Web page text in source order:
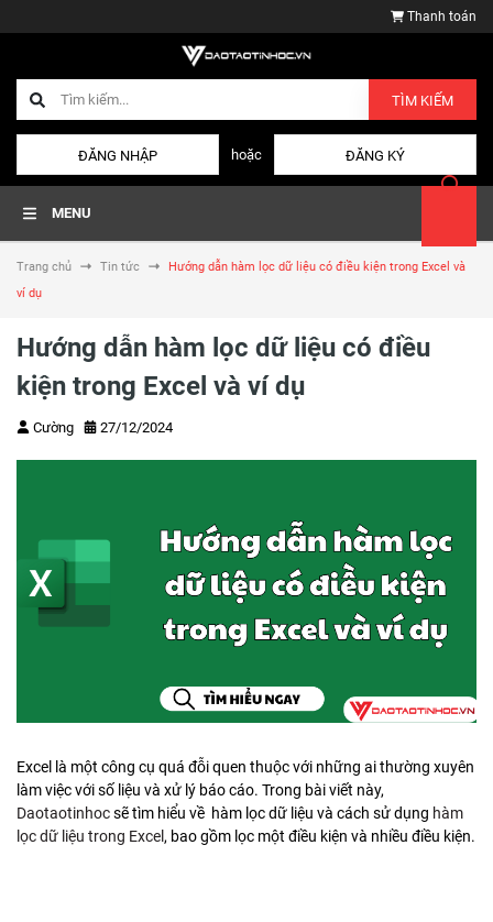
Thanh toán
TÌM KIẾM
ĐĂNG NHẬP hoặc ĐĂNG KÝ
MENU
Trang chủ Tin tức
Hướng dẫn hàm lọc dữ liệu có điều kiện trong Excel và
ví dụ
Hướng dẫn hàm lọc dữ liệu có điều
kiện trong Excel và ví dụ
Cường 27/12/2024
Excel là một công cụ quá đỗi quen thuộc với những ai thường xuyên
làm việc với số liệu và xử lý báo cáo. Trong bài viết này,
Daotaotinhocsẽ tìm hiểu về hàm lọc dữ liệu và cách sử dụng hàm
lọc dữ liệu trong Excel, bao gồm lọc một điều kiện và nhiều điều kiện.